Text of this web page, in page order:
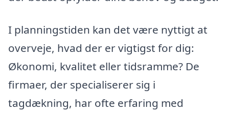
I planningstiden kan det være nyttigt at
overveje, hvad der er vigtigst for dig:
Økonomi, kvalitet eller tidsramme? De
firmaer, der specialiserer sig i
tagdækning, har ofte erfaring med